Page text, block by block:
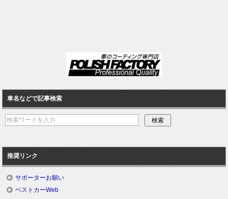
車名などで記事検索
推奨リンク
サポーターお願い
ベストカーWeb